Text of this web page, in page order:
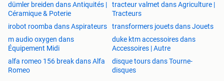
Plantation et aménagement du jardin
Certaines personnes souhaitent également améliorer
l’apparence de leur jardin.
Un jardinier peut vous accompagner pour :
planter des fleurs
créer un potager
dümler breiden dans Antiquités |
Céramique & Poterie
tracteur valmet dans Agriculture |
Tracteurs
irobot roomba dans Aspirateurs
transformers jouets dans Jouets
m audio oxygen dans
Équipement Midi
duke ktm accessoires dans
Accessoires | Autre
alfa romeo 156 break dans Alfa
Romeo
disque tours dans Tourne-
disques